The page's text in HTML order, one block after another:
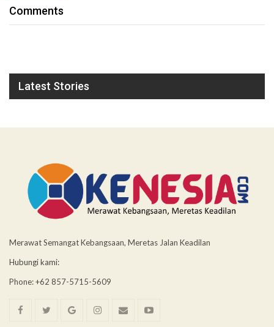
Comments
Latest Stories
Merawat Semangat Kebangsaan, Meretas Jalan Keadilan
Hubungi kami:
Phone: +62 857-5715-5609